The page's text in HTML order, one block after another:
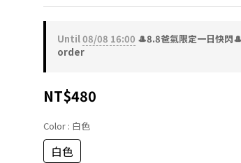
Until08/08 16:00 🎩8.8爸氣限定一日快閃
order
NT$480
Color : 白色
白色